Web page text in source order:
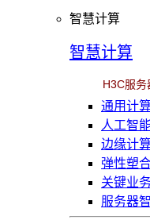
智慧计算
智慧计算
H3C服务
通用计
人工智
边缘计
弹性塑
关键业
服务器